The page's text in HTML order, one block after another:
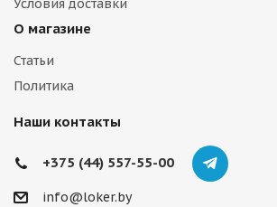
Условия доставки
О магазине
Статьи
Политика
Наши контакты
+375 (44) 557-55-00
info@loker.by